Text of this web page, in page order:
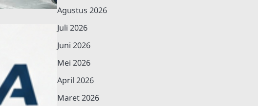
Agustus 2026
Juli 2026
Juni 2026
Mei 2026
April 2026
Maret 2026